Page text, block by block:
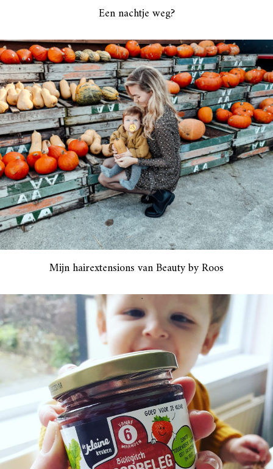
Een nachtje weg?
Mijn hairextensions van Beauty by Roos